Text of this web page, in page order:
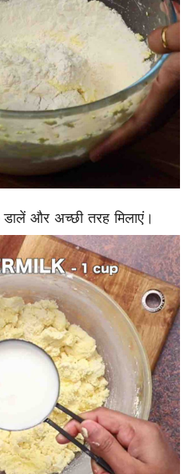
डालें और अच्छी तरह मिलाएं।